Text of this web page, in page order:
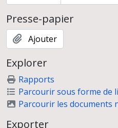
Presse-papier
Ajouter
Explorer
Rapports
Parcourir sous forme de
Parcourir les documents
Exporter